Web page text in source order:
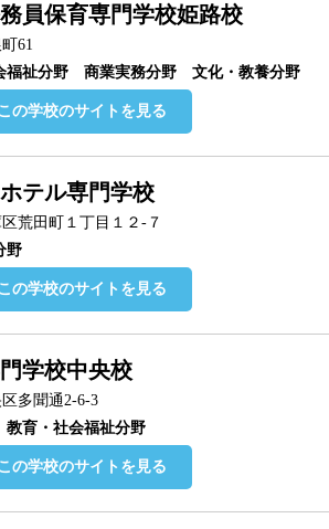
員保育専門学校姫路校
61
福祉分野 商業実務分野 文化・教養分野
の学校のサイトを見る
テル専門学校
荒田町１丁目１２-７
野
の学校のサイトを見る
学校中央校
多聞通2-6-3
育・社会福祉分野
の学校のサイトを見る